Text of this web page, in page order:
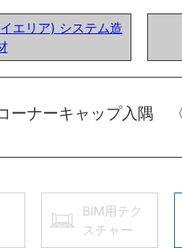
エリア) システム造
ナーキャップ入隅 〈
BIM用テク
スチャー